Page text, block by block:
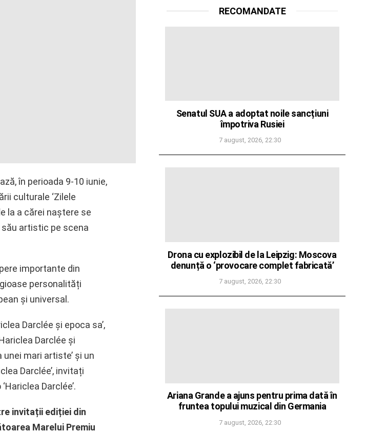
în perioada 9-10 iunie,
culturale ‘Zilele
la a cărei naștere se
său artistic pe scena
importante din
personalități
și universal.
Darclée și epoca sa’,
Darclée și
mari artiste’ și un
Darclée’, invitați
Darclée’.
invitații ediției din
Marelui Premiu
RECOMANDATE
Senatul SUA a adoptat noile sancțiuni
împotriva Rusiei
7 august, 2026, 22:30
Drona cu explozibil de la Leipzig: Moscova
denunță o ‘provocare complet fabricată’
7 august, 2026, 22:30
Ariana Grande a ajuns pentru prima dată în
fruntea topului muzical din Germania
7 august, 2026, 22:30